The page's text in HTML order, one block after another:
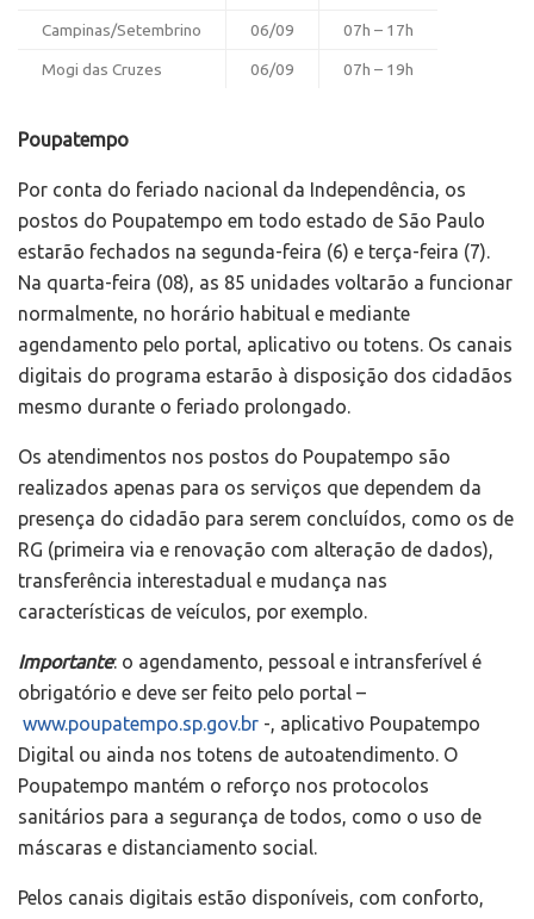
Campinas/Setembrino 06/09 07h – 17h
Mogi das Cruzes 06/09 07h – 19h
Poupatempo
Por conta do feriado nacional da Independência, os
postos do Poupatempo em todo estado de São Paulo
estarão fechados na segunda-feira (6) e terça-feira (7).
Na quarta-feira (08), as 85 unidades voltarão a funcionar
normalmente, no horário habitual e mediante
agendamento pelo portal, aplicativo ou totens. Os canais
digitais do programa estarão à disposição dos cidadãos
mesmo durante o feriado prolongado.
Os atendimentos nos postos do Poupatempo são
realizados apenas para os serviços que dependem da
presença do cidadão para serem concluídos, como os de
RG (primeira via e renovação com alteração de dados),
transferência interestadual e mudança nas
características de veículos, por exemplo.
Importante: o agendamento, pessoal e intransferível é
obrigatório e deve ser feito pelo portal –
www.poupatempo.sp.gov.br -, aplicativo Poupatempo
Digital ou ainda nos totens de autoatendimento. O
Poupatempo mantém o reforço nos protocolos
sanitários para a segurança de todos, como o uso de
máscaras e distanciamento social.
Pelos canais digitais estão disponíveis, com conforto,